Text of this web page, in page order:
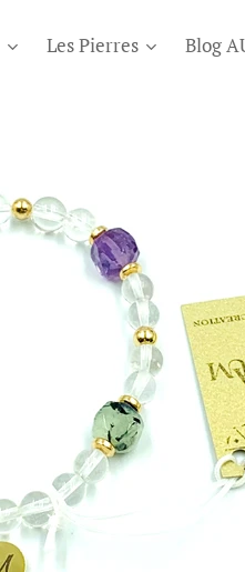
Les Pierres Blog